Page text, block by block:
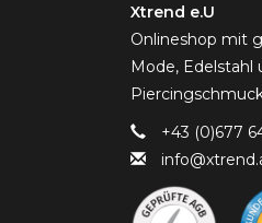
Xtrend e.U
Onlineshop mit
Mode, Edelstahl
+43 (0)677